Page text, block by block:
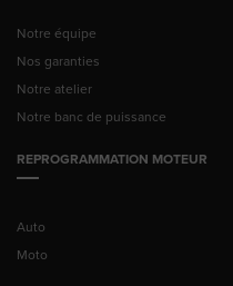
Notre équipe
Nos garanties
Notre atelier
Notre banc de puissance
REPROGRAMMATION MOTEUR
Auto
Moto